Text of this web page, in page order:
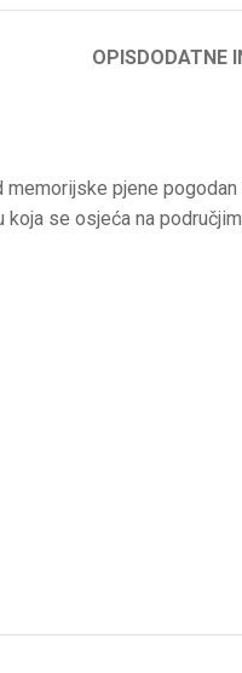
OPISDODATNE
pjene
se osjeća na